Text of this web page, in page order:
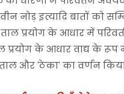
नोड़ इत्यादि बातों को
प्रयोग के आधार में
प्रयोग के आधार वाद्य के
और 'ठेका' का वर्णन